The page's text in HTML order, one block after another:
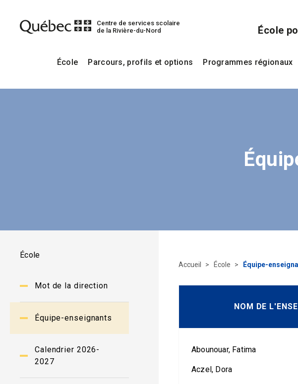
Centre de services scolaire
de la Rivière-du-Nord
École
École Parcours, profils et options Programmes régionaux
École
Mot de la direction
Équipe-enseignants
Calendrier 2026-
2027
Accueil École Équipe-
NOM DE
Abounouar, Fatima
Aczel, Dora